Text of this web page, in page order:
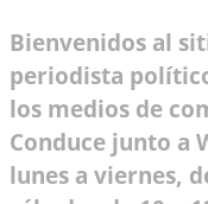
Bienvenidos al
periodista
los medios de
Conduce junto a
lunes a viernes,